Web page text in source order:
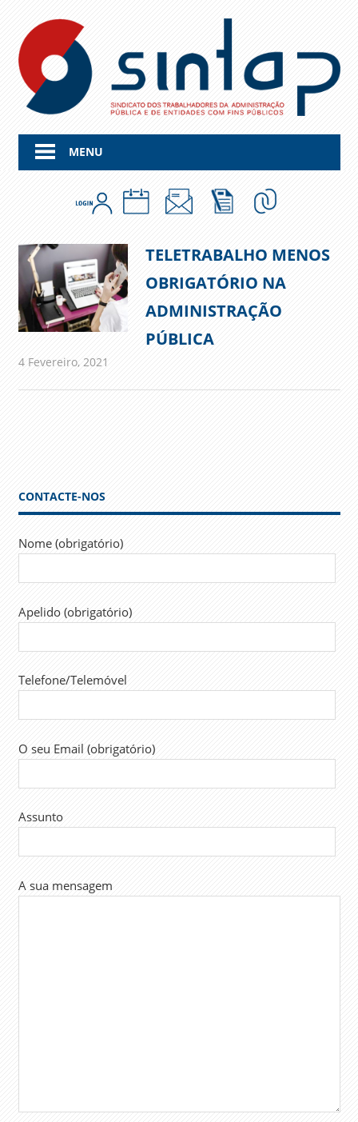
content
MENU
TELETRABALHO MENOS
OBRIGATÓRIO NA
ADMINISTRAÇÃO
PÚBLICA
4 Fevereiro, 2021
CONTACTE-NOS
Nome (obrigatório)
Apelido (obrigatório)
Telefone/Telemóvel
O seu Email (obrigatório)
Assunto
A sua mensagem